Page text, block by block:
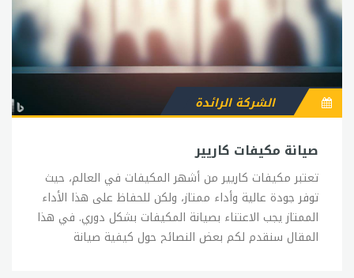
صيانة مكيفات كاريير
الشركة الرائدة
تعتبر مكيفات كاريير من أشهر المكيفات في العالم، حيث توفر جودة عالية وأداء ممتاز، ولكن للحفاظ على هذا الأداء الممتاز يجب الاعتناء بصيانة المكيفات بشكل دوري. في هذا المقال سنقدم لكم بعض النصائح حول كيفية صيانة مكيفات الهواء من كاريير. تنظيف الفلاتر: يعتبر تنظيف الفلاتر من الأمور الهامة جداً للحفاظ على أداء المكيف، حيث تمنع الفلاتر الأوساخ والأتربة من الدخول إلى المكيف وتسبب العطل في الضاغط والمروحة، كما أنها تحسن جودة الهواء المتدفق إلى الغرفة. فحص الأسلاك الكهربائية: يجب فحص الأسلاك الكهربائية بشكل دوري، وخاصة إذا كان المكيف يعمل بشكل متواصل، وذلك للتأكد من سلامتها وعدم وجود أي تلف فيها، وفي حال وجود أي تلف يجب استبدالها على الفور. تنظيف المكثفات: يتكون المكثف من ملفات تساعد على تبريد الهواء، ويجب تنظيفه بشكل دوري، حيث يتراكم عليه الأتربة والأوساخ ويؤدي ذلك إلى تقليل كفاءته في تبريد الهواء. فحص مستوى الفريون: يجب فحص مستوى الفريون بشكل دوري، حيث يؤثر نقص مستوى الفريون على أداء المكيف، ويمكن استخدام مجموعات فحص الفريون للتأكد من مستواه الصحيح. فحص أداء المروحة: يجب فحص أداء المروحة بشكل دوري، حيث تؤثر أداء المروحة على قوة تدفق الهواء وتبريده، وفي حال وجود أي خلل في المروحة يجب إصلاحه على الفور. إذا قمت باتباع هذه النصائح، فستتمكن من الحفاظ على أداء مكيف الهواء من كاريير بشكل جيد وتجنب الأعطال الناتجة عن الإهمال في صيانته. ويمكنك أيضاً الاستفادة من خدمات الصيانة المتاحة من كاريير للحفاظ على مكيفك بحالة جيدة.صيانة تكييفات كارييرتكييفات كاريير هي واحدة من أكثر العلامات التجارية الموثوق بها في مجال التبريد والتكييف في العالم. ومن أجل الحفاظ على أداء الجهاز ، يجب الاهتمام بصيانة تكييفات كاريير بشكل دوري. في هذا المقال ، سنتحدث عن بعض النصائح الهامة لصيانة تكييفات كاريير. تنظيف الفلاتر: يعتبر تنظيف الفلاتر من أهم الخطوات في الصيانة الدورية لتكييفات كاريير. يجب تنظيف الفلاتر بشكل دوري لإزالة الأتربة والرواسب والشوائب منها ، حيث يساعد هذا على تحسين جودة الهواء المتدفق إلى الغرفة ويحافظ على أداء التكييف. فحص الأسلاك الكهربائية: يجب فحص الأسلاك الكهربائية لتكييفات كاريير بشكل دوري للتأكد من سلامتها وعدم وجود أي تلف فيها. يجب فحص الأسلاك بشكل خاص إذا كان التكييف يعمل لفترات طويلة ، حيث يمكن أن يؤدي التلف في الأسلاك إلى مشاكل في الجهاز. تنظيف المكثفات: يجب تنظيف المكثفات بصفة دورية ، حيث يمكن للأتربة والرواسب تراكم على المكثفات مما يؤدي إلى تقليل كفاءتها في تبريد الهواء. لتنظيف المكثفات ، يجب فصل الجهاز عن التيار الكهربائي وتنظيف المكثفات بفرشاة ناعمة أو ضغط الهواء. فحص مستوى الفريون: يجب فحص مستوى الفريون بانتظام للتأكد من وجود مستوى صحيح من الفريون في التكييف. إذا كان هناك نقص في مستوى الفريون ، فقد يؤدي ذلك إلى تقليل كفاءة التكييف وزيادة استهلاك الطاقة. يجب الاتصال بفني صيانة لإضافة المزيد من الفريون إذا لزم الأمر. فحص أداء المروحة: يجب فحص أداء المروحة بشكل دوري ، حيث تؤثر أداء المروحة على قوة تدفق الهواء وتبريده. يجب تنظيف المروحة بشكل دوري وفحصها للتأكد من عدم وجود أي تلف فيها. بالاضافة الى هذه النصائح ، يجب الاهتمام بصيانة تكييفات كاريير بشكل دوري من قبل فني صيانة مؤهل من sitename للحفاظ على أداء جهاز التكييف وتجنب أي مشاكل تقنية في المستقبل.صيانة كارييرالصيانة الدورية لأي جهاز مهما كان نوعه وماركته هي العامل الأساسي في الحفاظ على كفاءة الجهاز وتجنب الأعطال المفاجئة. وتعتبر شركة كاريير واحدة من العلامات التجارية الرائدة في صناعة التبريد والتكييف في العالم، ولذلك يجب الاهتمام بصيانة كاريير بشكل دوري للحفاظ على أداء الجهاز وتجنب الأعطال المفاجئة. فيما يلي بعض النصائح الهامة لصيانة كاريير: تنظيف الفلاتر: تعتبر فلاتر كاريير من العناصر الأساسية في الجهاز وتحتاج إلى تنظيف دوري لإزالة الأتربة والشوائب، حيث يمكن أن تؤثر الأتربة على جودة الهواء المنتج وتقليل كفاءة الجهاز. ينصح بتنظيف الفلاتر مرة كل شهرين على الأقل. فحص الأسلاك الكهربائية: يجب فحص الأسلاك الكهربائية بشكل دوري للتأكد من عدم وجود تلف في الأسلاك. ينصح بفحص الأسلاك بشكل خاص إذا كان الجهاز يعمل بشكل متواصل، حيث يؤدي التلف في الأسلاك إلى مشاكل في الجهاز. تنظيف المكثفات: تعتبر المكثفات من الأجزاء الهامة في جهاز كاريير وتحتاج إلى تنظيف دوري لإزالة الأتربة والرواسب، حيث يمكن أن تؤثر الأتربة على كفاءة المكثفات في تبريد الهواء. ينصح بتنظيف المكثفات مرة كل ستة أشهر. فحص مستوى الفريون: يجب فحص مستوى الفريون بانتظام للتأكد من وجود مستوى صحيح من الفريون في الجهاز. إذا كان هناك نقص في مستوى الفريون، فسيؤثر ذلك على كفاءة الجهاز ويزيد من استهلاك الطاقة. ينصح بفحص مستوى الفريون مرة كل سنتين. فحص أداء المروحة: تعتبر المروحة من العناصر الهامة في الجهاز وتحتاج إلى فحص دوري للتأكد من عدم وجود تلف فيها. ينصح بتنظيف المروحة وفحصها مرة كل ستة أشهر. الاتصال بفني صيانة: يجب الاتصال بفني صيانة مؤهل من sitename لإجراء صيانة دورية لجهاز كاريير والتأكد من عدم وجود أي مشاكل تقنية في الجهاز. بالإضافة إلى هذه النصائح السابقة، ينصح باتباع إرشادات الصيانة الموجودة في دليل المستخدم الخاص بجهاز كاريير وعدم التردد في الاتصال بفني صيانة مؤهل من sitename في حالة وجود أي مشكلة في الجهاز.توكيل كارييرتعتبر شركة كاريير واحدة من العلامات التجارية الرائدة في صناعة التكييف والتبريد في العالم، وتقدم خدمات صيانة وإصلاح لجميع منتجاتها من خلال توكيلات كاريير المعتمدة. توكيل كاريير هو مركز خدمة متخصص يتبع شركة كاريير ويتميز بتوفير خدمات الصيانة والإصلاح والتركيب لمنتجات كاريير. ويقوم توكيل كاريير بتقديم خدمات متعددة لعملائها بما في ذلك: صيانة دورية: يقوم توكيل كاريير بتقديم خدمات صيانة دورية لمنتجات كاريير للحفاظ على أداء الجهاز وتجنب الأعطال المفاجئة. وتشمل هذه الصيانة فحص الفلاتر والأسلاك الكهربائية والمكثفات ومستوى الفريون وأداء المروحة والكشف عن أي مشاكل تقنية أخرى. إصلاح المنتجات: يقوم توكيل كاريير بتقديم خدمات الإصلاح لمنتجات كاريير المتعلقة بالتكييف والتبريد وذلك بعد تقييم الحالة وتحديد الأعطال الموجودة في الجهاز، ويقوم فنيو التوكيل بإصلاح الأعطال واستبدال القطع الضرورية بأخرى جديدة. تركيب المنتجات: يقوم توكيل كاريير بتركيب جميع منتجات كاريير الجديدة بما في ذلك أجهزة التكييف والتبريد والمراوح والمبردات وغيرها، ويقوم فنيو التوكيل بتوصيل الأسلاك الكهربائية وتثبيت الأجزاء وضبط الأداء والتأكد من سلامة الجهاز. تزويد العملاء بالمعلومات: يقوم توكيل كاريير بتزويد العملاء بالمعلومات اللازمة حول كيفية استخدام والحفاظ على منتجات كاريير بشكل صحيح وما هي أفضل الممارسات للصيانة الدورية. يتميز توكيل كاريير بتوفير فريق فني مؤهل ومدرب على أحدث التقنيات والأدوات، وبالإضافة إلى ذلك، يتم تزويد التوكيل بالأجزاء الأصلية من كاريير لضمان جودة الإصلاح والصيانة. ينصح بالاتصال بتوكيل كاريير المعتمد للحصول على خدمات الصيانة والإصلاح والتركيب لمنتجات كاريير، وذلك للحفاظ على أداء الجهاز وتجنب الأعطال المفاجئة وضمان سلامة المنتجات.كاريير الخط الساخنشركة كاريير تقدم خدمة الخط الساخن للعملاء الذين يحتاجون إلى المساعدة في تشغيل وصيانة منتجات كاريير. وتعتبر خدمة الخط الساخن الخاصة بكاريير وسيلة سريعة وفعالة للتواصل مع فريق الدعم الفني والحصول على الاستشارة والمساعدة في حل أي مشكلة قد تواجهها العميل مع منتجات كاريير. يعمل الخط الساخن لكاريير على مدار الساعة وطوال أيام الأسبوع، ويقدم خدمة الدعم الفني والإجابة على جميع الاستفسارات المتعلقة بمنتجات كاريير. وتشمل خدمة الخط الساخن لكاريير العديد من الخدمات المتطورة منها: استشارات فنية: يمكن للعملاء الاتصال بالخط الساخن للحصول على استشارات فنية حول المنتجات وطريقة استخدامها والصيانة الدورية اللازمة للحفاظ على أداء المنتجات والحصول على أفضل النتائج. الإجابة على الاستفسارات: يتمتع فريق الدعم الفني في الخط الساخن لكاريير بالخبرة والكفاءة في الإجابة على جميع الاستفسارات المتعلقة بالمنتجات وحل أي مشكلة قد تواجه العميل في استخدامها. توجيهات الصيانة: يمكن لفريق الدعم الفني في الخط الساخن لكاريير تقديم التوجيهات اللازمة للعملاء حول الصيانة الدورية والإصلاح للمنتجات، بما في ذلك توجيهات حول كيفية التحقق من أداء المنتجات والتأكد من سلامتها. خدمات الدعم الفني: تتضمن خدمات الدعم الفني التي تقدمها كاريير على خط الساخن أيضًا الإجابة على الاستفسارات حول الضمان والاستبدال والتركيب والتشغيل وأيضًا الإشارة إلى المراكز التي تقدم خدمات الصيانة والإصلاح والتركيب المعتمدة لمنتجات كاريير. يعتبر الخط الساخن لكاريير وسيلة مريحة وفعالة للتواصل مع فريق الدعم الفني والحصول على الاستشارة والمساعدة في حل أي مشكلة قد تواجهها العميل مع منتجات كاريير. وينصح بالاتصال بالخط الساخن لكاريير في حالة الحاجة إلى المساعدة أو الاستشارة حول أي منتج من منتجات كاريير.الخط الساخن كارييرشركة كاريير هي واحدة من أكبر الشركات المتخصصة في صناعة التكييف والتبريد في العالم، وتعتبر خدمة الخط الساخن لكاريير وسيلة مهمة للتواصل مع العملاء وتوفير الدعم الفني والمساعدة في حل أي مشكلة قد تواجهها العملاء. يتم تقديم خدمة الخط الساخن لكاريير على مدار الساعة وطوال أيام الأسبوع، وتتيح للعملاء التواصل المباشر مع فريق الدعم الفني المتخصص من خلال الاتصال برقم الهاتف المخصص للخط الساخن. تهدف خدمة الخط الساخن لكاريير إلى توفير الدعم الفني اللازم للعملاء وحل أي مشكلة قد تواجههم في استخدام منتجات كاريير، وتشمل هذه المشاكل المحتملة الأعطال الفنية والصيانة الدورية وأي استفسارات أخرى. يتميز الخط الساخن لكاريير بفريق دعم فني متخصص وذو خبرة عالية في صيانة وتشغيل منتجات كاريير، ويتم تدريب هذا الفريق على أحدث التقنيات والأدوات المتاحة في صناعة التكييف والتبريد. يمكن للعملاء الاتصال بالخط الساخن لكاريير للحصول على الدعم الفني المطلوب وحل المشاكل التي تواجههم، وذلك بالاستفسار عن كيفية استخدام المنتجات وطريقة الصيانة الدورية اللازمة للحفاظ على أداء المنتجات، كما يتم توفير المعلومات المتعلقة بالضمان والاستبدال والتركيب والتشغيل والإشارة إلى المراكز التي تقدم خدمات الصيانة والإصلاح والتركيب المعتمدة لمنتجات كاريير. بشكل عام، تعتبر خدمة الخط الساخن لكاريير وسيلة فعالة لتوفير الدعم الفني للعملاء وتحسين تجربة استخدام منتجات كاريير، وتعكس التزام الشركة بتقديم أعلى مستويات الجودة والخدمة لعملائها.اسعار صيانة تكييف كارييريعتبر تكييف كاريير واحدًا من أشهر المنتجات في مجال التكييف والتبريد، ويتميز بجودة عالية وأداء ممتاز، وتعتبر صيانة تكييف كاريير من الأمور الهامة التي يجب الاهتمام بها للحفاظ على أداء المنتج بشكل جيد وتجنب الأعطال. تختلف أسعار صيانة تكييف كاريير باختلاف المنطقة والمحافظة والدولة التي يتم العيش فيها، وتعتمد على عدة عوامل منها: نوع الصيانة: تختلف تكلفة الصيانة الدورية العادية عن تكلفة الصيانة الشاملة التي تشمل الأعطال الفنية الكبيرة وإصلاحات المنتج. تكلفة قطع الغيار: تعتبر تكلفة قطع الغيار التي يتم استخدامها في صيانة تكييف كاريير من العوامل المؤثرة على تكلفة الصيانة، حيث يمكن أن تختلف تكلفة بعض قطع الغيار بشكل كبير باختلاف الموديل والنوع. الخبرة والكفاءة: تختلف تكلفة الصيانة أيضًا باختلاف مستوى الخبرة والكفاءة للفنيين الذين يقومون بالصيانة، حيث يمكن أن تكون تكلفة الصيانة أعلى في حالة تعاقد مع فنيين متخصصين وذوي خبرة عالية. مدة الضمان: تتضمن صيانة تكييف كاريير الضمان الذي يتم تقديمه من الشركة، والذي يمكن أن ي